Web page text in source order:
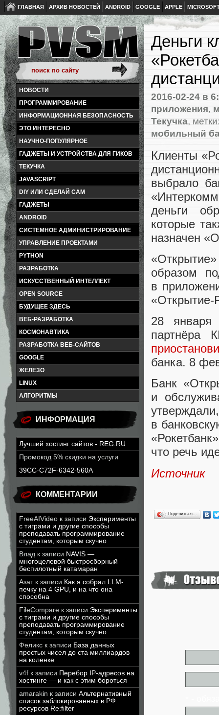
ГЛАВНАЯ АРХИВ НОВОСТЕЙ ANDROID GOOGLE APPLE
НОВОСТИ
ПРОГРАММИРОВАНИЕ
ИНФОРМАЦИОННАЯ БЕЗОПАСНОСТЬ
ЭТО ИНТЕРЕСНО
НАУЧНО-ПОПУЛЯРНОЕ
ГАДЖЕТЫ И УСТРОЙСТВА ДЛЯ ГИКОВ
ТЕКУЧКА
JAVASCRIPT
DIY ИЛИ СДЕЛАЙ САМ
ГАДЖЕТЫ
ANDROID
СИСТЕМНОЕ АДМИНИСТРИРОВАНИЕ
УПРАВЛЕНИЕ ПРОЕКТАМИ
PYTHON
РАЗРАБОТКА
ИСКУССТВЕННЫЙ ИНТЕЛЛЕКТ
OPEN SOURCE
БУДУЩЕЕ ЗДЕСЬ
ВЕБ-РАЗРАБОТКА
КОСМОНАВТИКА
РАЗРАБОТКА ВЕБ-САЙТОВ
GOOGLE
ЖЕЛЕЗО
LINUX
АЛГОРИТМЫ
ИНФОРМАЦИЯ
Лучший хостинг сайтов - REG.RU
Промокод 5% скидки на услуги
39CC-C72F-6342-560A
КОММЕНТАРИИ
FreeAIVideo к записи Эксперименты
с тиграми и другие способы
преподавать программирование
студентам, которым скучно
Влад к записи NAVIS —
многоцелевой быстросборный
беспилотный катамаран
Азатк записи Как я собрал LLM-
печку на 4 GPU, и на что она
способна
FileCompare к записи Эксперименты
с тиграми и другие способы
преподавать программирование
студентам, которым скучно
Феликс к записи База данных
простых чисел до ста миллиардов
на коленке
v4f к записи Перебор IP-адресов на
хостинге — и как с этим бороться
amarakin к записи Альтернативный
список заблокированных в РФ
ресурсов Re:filter
Деньги
2016-02-24 в
приложения,
Текучка,
мобильный
Клиенты «
выбрало
«
деньги
которые
назначен «
«
образом
в
«Открытие-
28 января
партнёра
банка. 8
Банк «
и
утверждали,
в
«
что речь
Источник
Поделиться…